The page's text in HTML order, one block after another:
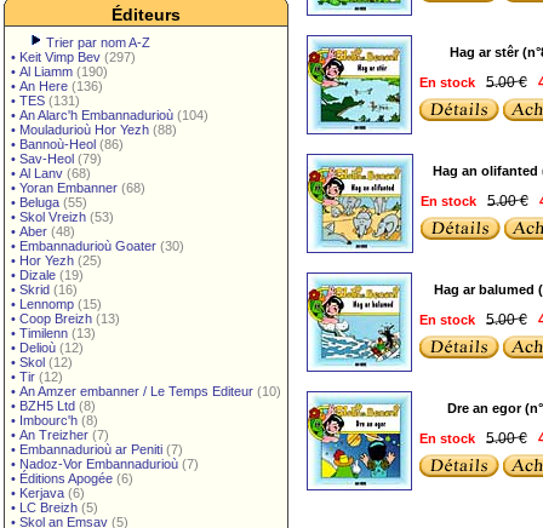
Éditeurs
Trier par nom A-Z
• Keit Vimp Bev (297)
• Al Liamm (190)
• An Here (136)
• TES (131)
• An Alarc'h Embannadurioù (104)
• Mouladurioù Hor Yezh (88)
• Bannoù-Heol (86)
• Sav-Heol (79)
• Al Lanv (68)
• Yoran Embanner (68)
• Beluga (55)
• Skol Vreizh (53)
• Aber (48)
• Embannadurioù Goater (30)
• Hor Yezh (25)
• Dizale (19)
• Skrid (16)
• Lennomp (15)
• Coop Breizh (13)
• Timilenn (13)
• Delioù (12)
• Skol (12)
• Tir (12)
• An Amzer embanner / Le Temps Editeur (10)
• BZH5 Ltd (8)
• Imbourc'h (8)
• An Treizher (7)
• Embannadurioù ar Peniti (7)
• Nadoz-Vor Embannadurioù (7)
• Éditions Apogée (6)
• Kerjava (6)
• LC Breizh (5)
• Skol an Emsav (5)
Hag ar stêr
En stock 5.00 €
Hag an olifanted
En stock 5.00 €
Hag ar balumed
En stock 5.00 €
Dre an egor
En stock 5.00 €